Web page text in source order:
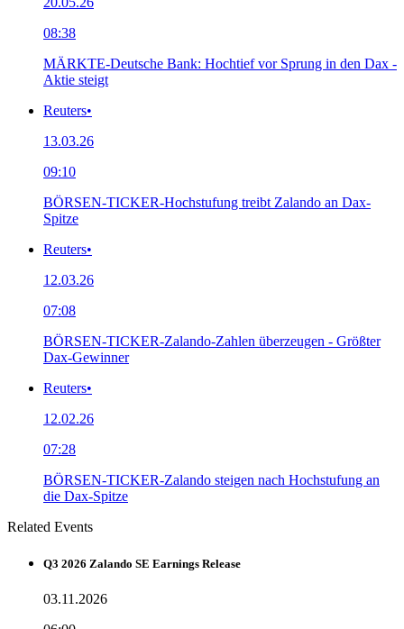
08:38
MÄRKTE-Deutsche Bank: Hochtief vor Sprung in den Dax -
Aktie steigt
Reuters•
13.03.26
09:10
BÖRSEN-TICKER-Hochstufung treibt Zalando an Dax-
Spitze
Reuters•
12.03.26
07:08
BÖRSEN-TICKER-Zalando-Zahlen überzeugen - Größter
Dax-Gewinner
Reuters•
12.02.26
07:28
BÖRSEN-TICKER-Zalando steigen nach Hochstufung an
die Dax-Spitze
Related Events
Q3 2026 Zalando SE Earnings Release
03.11.2026